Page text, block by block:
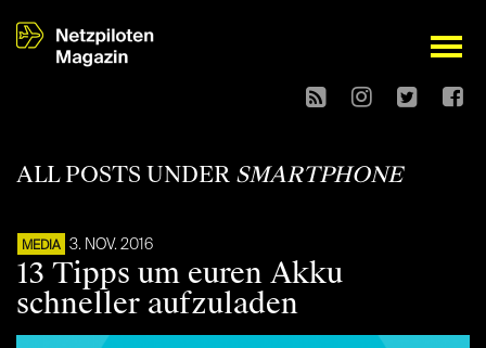
open
ALL POSTS UNDER SMARTPHONE
MEDIA 3. NOV. 2016
13 Tipps um euren Akku
schneller aufzuladen